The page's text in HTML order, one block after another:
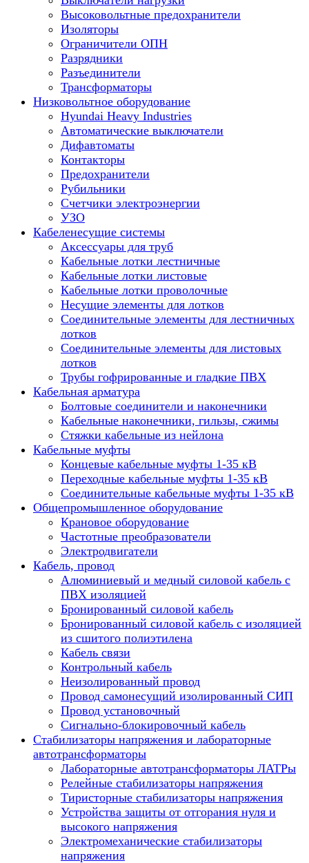
Высоковольтные предохранители
Изоляторы
Ограничители ОПН
Разрядники
Разъединители
Трансформаторы
Низковольтное оборудование
Hyundai Heavy Industries
Автоматические выключатели
Дифавтоматы
Контакторы
Предохранители
Рубильники
Счетчики электроэнергии
УЗО
Кабеленесущие системы
Аксессуары для труб
Кабельные лотки лестничные
Кабельные лотки листовые
Кабельные лотки проволочные
Несущие элементы для лотков
Соединительные элементы для лестничных
лотков
Соединительные элементы для листовых
лотков
Трубы гофрированные и гладкие ПВХ
Кабельная арматура
Болтовые соединители и наконечники
Кабельные наконечники, гильзы, сжимы
Стяжки кабельные из нейлона
Кабельные муфты
Концевые кабельные муфты 1-35 кВ
Переходные кабельные муфты 1-35 кВ
Соединительные кабельные муфты 1-35 кВ
Общепромышленное оборудование
Крановое оборудование
Частотные преобразователи
Электродвигатели
Кабель, провод
Алюминиевый и медный силовой кабель с
ПВХ изоляцией
Бронированный силовой кабель
Бронированный силовой кабель с изоляцией
из сшитого полиэтилена
Кабель связи
Контрольный кабель
Неизолированный провод
Провод самонесущий изолированный СИП
Провод установочный
Сигнально-блокировочный кабель
Стабилизаторы напряжения и лабораторные
автотрансформаторы
Лабораторные автотрансформаторы ЛАТРы
Релейные стабилизаторы напряжения
Тиристорные стабилизаторы напряжения
Устройства защиты от отгорания нуля и
высокого напряжения
Электромеханические стабилизаторы
напряжения